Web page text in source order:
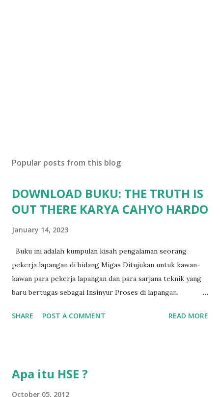
Popular posts from this blog
DOWNLOAD BUKU: THE TRUTH IS
OUT THERE KARYA CAHYO HARDO
January 14, 2023
Buku ini adalah kumpulan kisah pengalaman seorang
pekerja lapangan di bidang Migas Ditujukan untuk kawan-
kawan para pekerja lapangan dan para sarjana teknik yang
baru bertugas sebagai Insinyur Proses di lapangan.
jurusan Teknik Kimia dan langsung berhadapan dengan
suatu permasalahan dengan cepat, dan terkadang butuh
SHARE POST A COMMENT READ MORE
Apa itu HSE ?
October 05, 2012